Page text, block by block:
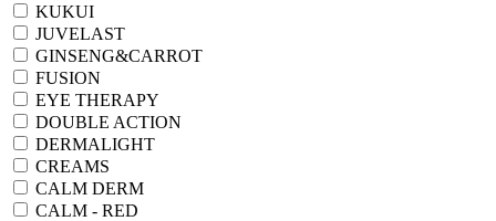
KUKUI
JUVELAST
GINSENG&CARROT
FUSION
EYE THERAPY
DOUBLE ACTION
DERMALIGHT
CREAMS
CALM DERM
CALM - RED